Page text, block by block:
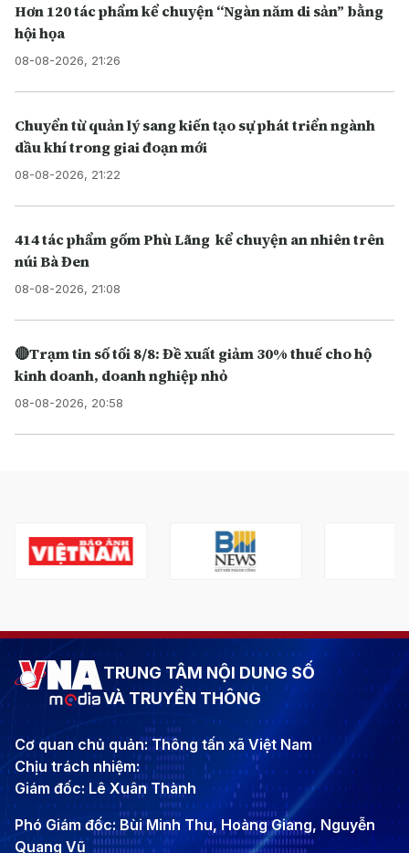
Hơn 120 tác phẩm kể chuyện “Ngàn năm di sản” bằng
hội họa
08-08-2026, 21:26
Chuyển từ quản lý sang kiến tạo sự phát triển ngành
dầu khí trong giai đoạn mới
08-08-2026, 21:22
414 tác phẩm gốm Phù Lãng kể chuyện an nhiên trên
núi Bà Đen
08-08-2026, 21:08
🔴Trạm tin số tối 8/8: Đề xuất giảm 30% thuế cho hộ
kinh doanh, doanh nghiệp nhỏ
08-08-2026, 20:58
TRUNG TÂM NỘI DUNG SỐ
VÀ TRUYỀN THÔNG
Cơ quan chủ quản: Thông tấn xã Việt Nam
Chịu trách nhiệm:
Giám đốc: Lê Xuân Thành
Phó Giám đốc: Bùi Minh Thu, Hoàng Giang, Nguyễn
Quang Vũ